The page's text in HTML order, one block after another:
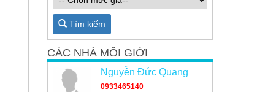
Tìm kiếm
CÁC NHÀ MÔI GIỚI
Nguyễn Đức Quang
0933465140